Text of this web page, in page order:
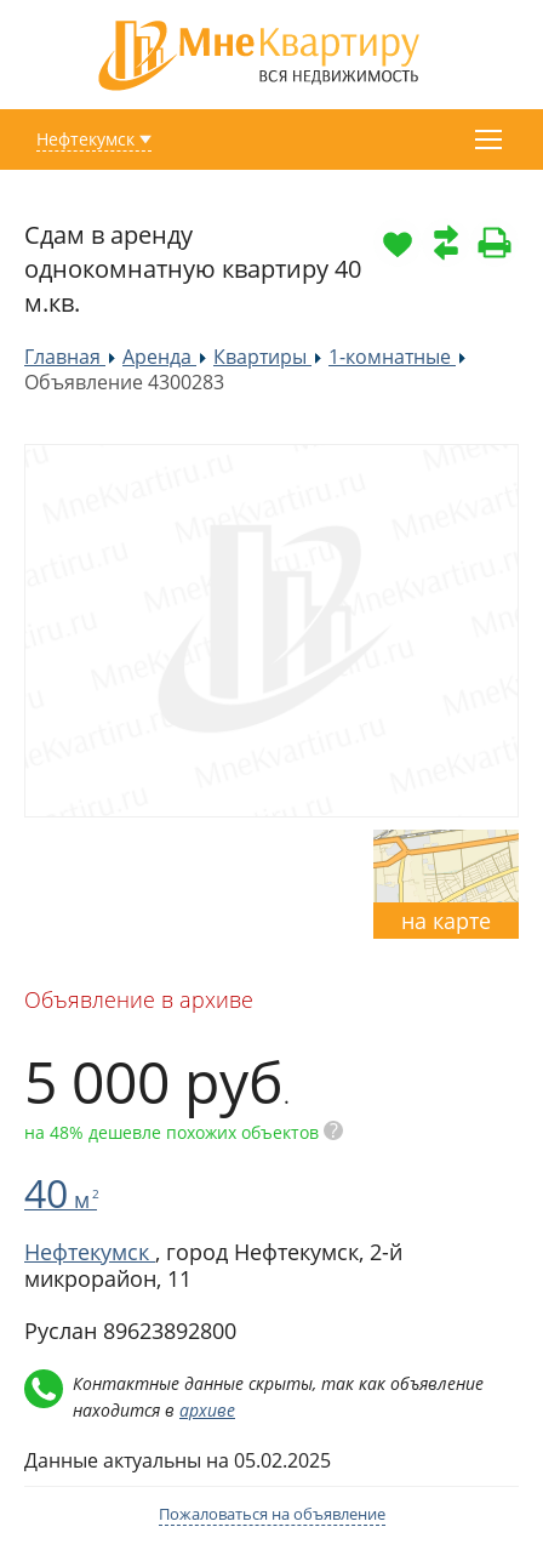
Нефтекумск
Сдам в аренду
однокомнатную квартиру 40
м.кв.
Главная »
Аренда »Квартиры »1-комнатные
Объявление 4300283
на карте
Объявление в архиве
5 000 руб.
на 48% дешевле похожих объектов ?
40 м 2
Нефтекумск , город Нефтекумск, 2-й
микрорайон, 11
Руслан 89623892800
Контактные данные скрыты, так как объявление
находится в архиве
Данные актуальны на 05.02.2025
Пожаловаться на объявление